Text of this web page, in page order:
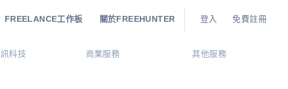
FREELANCE工作板 關於FREEHUNTER 登入 免費註冊
科技 商業服務 其他服務